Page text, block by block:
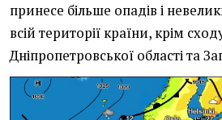
принесе більше опадів і
всій території країни, крім
Дніпропетровської області та